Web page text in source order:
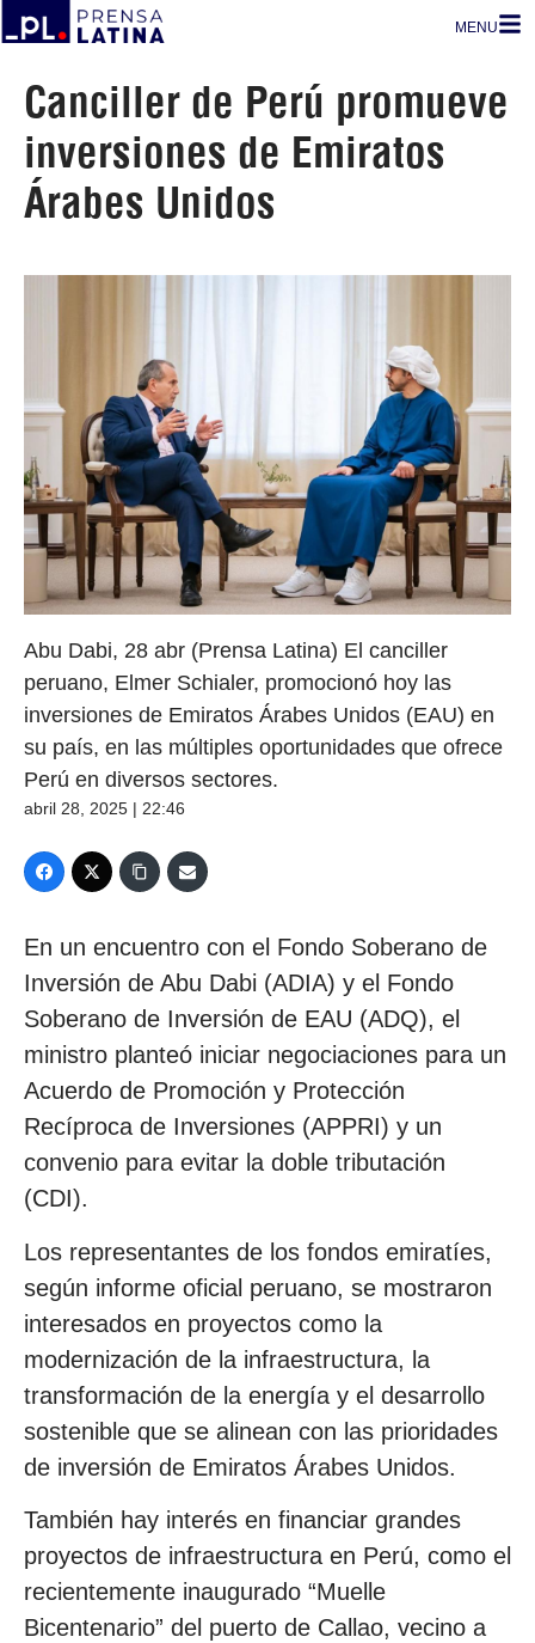
MENU
Canciller de Perú promueve
inversiones de Emiratos
Árabes Unidos
Abu Dabi, 28 abr (Prensa Latina) El canciller
peruano, Elmer Schialer, promocionó hoy las
inversiones de Emiratos Árabes Unidos (EAU) en
su país, en las múltiples oportunidades que ofrece
Perú en diversos sectores.
abril 28, 2025 | 22:46
En un encuentro con el Fondo Soberano de
Inversión de Abu Dabi (ADIA) y el Fondo
Soberano de Inversión de EAU (ADQ), el
ministro planteó iniciar negociaciones para un
Acuerdo de Promoción y Protección
Recíproca de Inversiones (APPRI) y un
convenio para evitar la doble tributación
(CDI).
Los representantes de los fondos emiratíes,
según informe oficial peruano, se mostraron
interesados en proyectos como la
modernización de la infraestructura, la
transformación de la energía y el desarrollo
sostenible que se alinean con las prioridades
de inversión de Emiratos Árabes Unidos.
También hay interés en financiar grandes
proyectos de infraestructura en Perú, como el
recientemente inaugurado “Muelle
Bicentenario” del puerto de Callao, vecino a